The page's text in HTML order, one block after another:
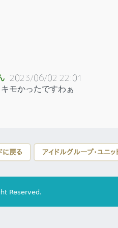
2023/06/02 22:01
モかったですわぁ
に戻る アイドルグループ・ユニ
Reserved.